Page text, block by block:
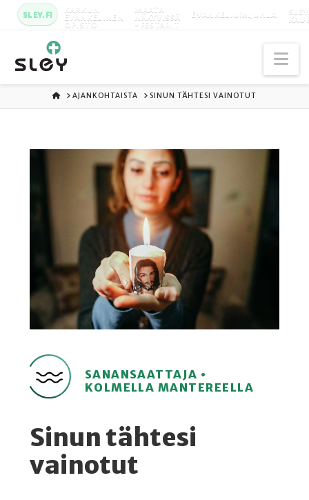
SLEY.FI KARKUN
EVANKELINEN
OPISTO
MAATA
NÄKYVISSÄ
-FESTARIT
EVANKELIUMIJUHLA
ETUSIVU
AJANKOHTAISTA SINUN TÄHTESI VAINOTUT
SANANSAATTAJA •
KOLMELLA MANTEREELLA
Sinun tähtesi
vainotut